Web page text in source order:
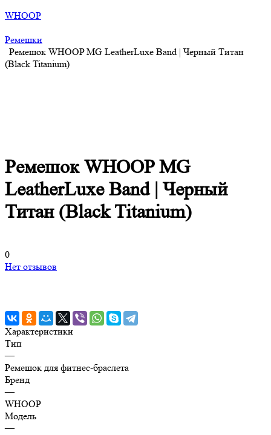
WHOOP
Ремешки
Ремешок WHOOP MG LeatherLuxe Band | Черный Титан
(Black Titanium)
Ремешок WHOOP MG
LeatherLuxe Band | Черный
Титан (Black Titanium)
0
Нет отзывов
Характеристики
Тип
—
Ремешок для фитнес-браслета
Бренд
—
WHOOP
Модель
—